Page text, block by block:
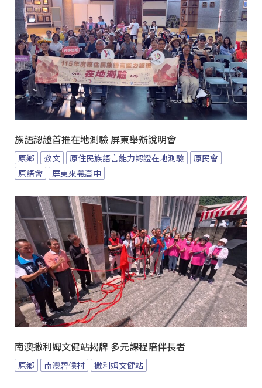
族語認證首推在地測驗 屏東舉辦說明會
原鄉 教文 原住民族語言能力認證在地測驗
原民會
原語會
屏東來義高中
南澳撒利姆文健站揭牌 多元課程陪伴長者
原鄉 南澳碧候村 撒利姆文健站